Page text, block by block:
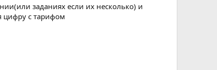
заданиях если их несколько) и
цифру с тарифом